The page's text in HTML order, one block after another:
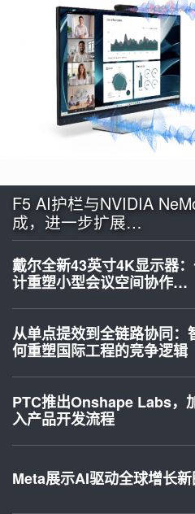
F5 AI护栏与NVIDIA
成，进一步扩展…
戴尔全新43英寸4K显示器
计重塑小型会议空间协作…
从单点提效到全链路协同：
何重塑国际工程的竞争逻辑
PTC推出Onshape Labs，
入产品开发流程
Meta展示AI驱动全球增长